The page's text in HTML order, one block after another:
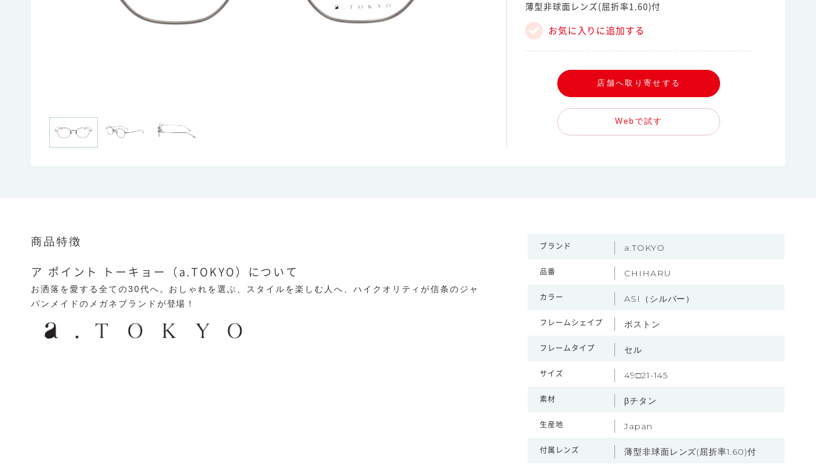
薄型非球面レンズ(屈折率1.60)付
お気に入りに追加する
店舗へ取り寄せする
Webで試す
商品特徴
ア ポイント トーキョー（a.TOKYO）について
お洒落を愛する全ての30代へ。おしゃれを選ぶ、スタイルを楽しむ人へ、ハイクオリティが信条のジャ
パンメイドのメガネブランドが登場！
ブランド a.TOKYO
品番 CHIHARU
カラー ASI（シルバー）
フレームシェイプ ボストン
フレームタイプ セル
サイズ 49□21-145
素材 βチタン
生産地 Japan
付属レンズ 薄型非球面レンズ(屈折率1.60)付